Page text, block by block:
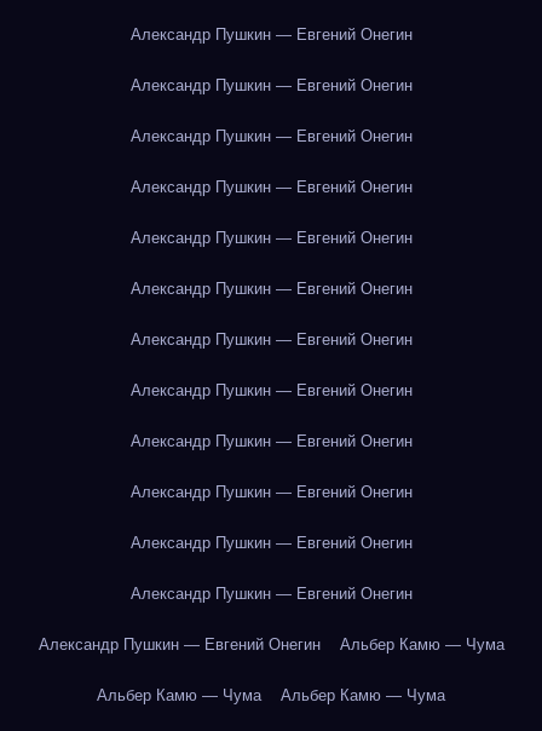
Александр Пушкин — Евгений Онегин
Александр Пушкин — Евгений Онегин
Александр Пушкин — Евгений Онегин
Александр Пушкин — Евгений Онегин
Александр Пушкин — Евгений Онегин
Александр Пушкин — Евгений Онегин
Александр Пушкин — Евгений Онегин
Александр Пушкин — Евгений Онегин
Александр Пушкин — Евгений Онегин
Александр Пушкин — Евгений Онегин
Александр Пушкин — Евгений Онегин
Александр Пушкин — Евгений Онегин
Александр Пушкин — Евгений Онегин Альбер Камю — Чума
Альбер Камю — Чума Альбер Камю — Чума